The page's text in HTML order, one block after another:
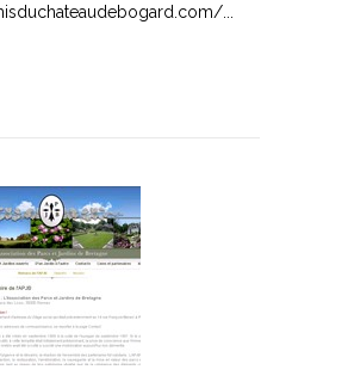
...